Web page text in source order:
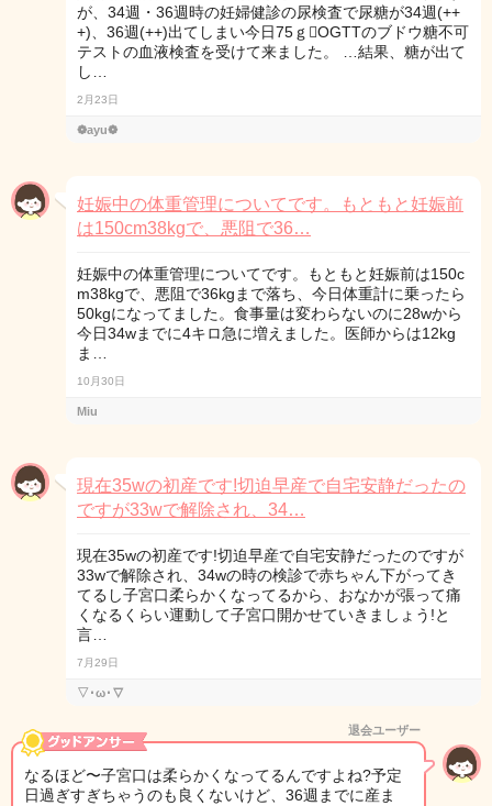
が、34週・36週時の妊婦健診の尿検査で尿糖が34週(++
+)、36週(++)出てしまい今日75ｇOGTTのブドウ糖不可
テストの血液検査を受けて来ました。 …結果、糖が出て
し…
2月23日
❁ayu❁
妊娠中の体重管理についてです。もともと妊娠前
は150cm38kgで、悪阻で36…
妊娠中の体重管理についてです。もともと妊娠前は150c
m38kgで、悪阻で36kgまで落ち、今日体重計に乗ったら
50kgになってました。食事量は変わらないのに28wから
今日34wまでに4キロ急に増えました。医師からは12kg
ま…
10月30日
Miu
現在35wの初産です!切迫早産で自宅安静だったの
ですが33wで解除され、34…
現在35wの初産です!切迫早産で自宅安静だったのですが
33wで解除され、34wの時の検診で赤ちゃん下がってき
てるし子宮口柔らかくなってるから、おなかが張って痛
くなるくらい運動して子宮口開かせていきましょう!と
言…
7月29日
▽･ω･▽
退会ユーザー
なるほど〜子宮口は柔らかくなってるんですよね?予定
日過ぎすぎちゃうのも良くないけど、36週までに産ま